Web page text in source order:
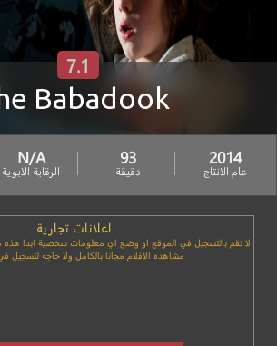
Babadook
7.1
2014
عام الانتاج
93
دقيقة
N/A
الرقابة الابوية
اعلانات تجارية
لا تقم بالتسجيل في الموقع او وضع اي معلومات شخصية ابدا هذه
مشاهده الافلام مجانا بالكامل ولا حاجه لتسجيل